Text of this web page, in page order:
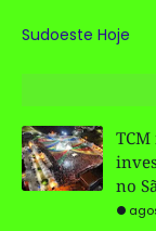
Sudoeste Hoje
no